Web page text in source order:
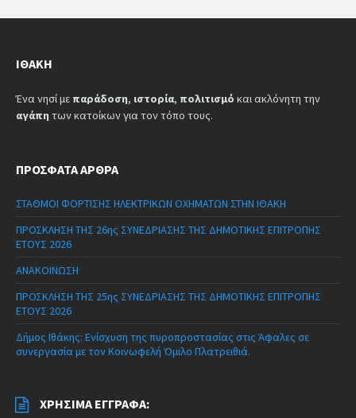
ΙΘΆΚΗ
Ένα νησί με παράδοση, ιστορία, πολιτισμό και ακλόνητη την
αγάπη των κατοίκων για τον τόπο τους.
ΠΡΌΣΦΑΤΑ ΆΡΘΡΑ
ΣΤΑΘΜΟΙ ΦΟΡΤΙΣΗΣ ΗΛΕΚΤΡΙΚΩΝ ΟΧΗΜΑΤΩΝ ΣΤΗΝ ΙΘΑΚΗ
ΠΡΟΣΚΛΗΣΗ ΤΗΣ 26ης ΣΥΝΕΔΡΙΑΣΗΣ ΤΗΣ ΔΗΜΟΤΙΚΗΣ ΕΠΙΤΡΟΠΗΣ
ΕΤΟΥΣ 2026
ΑΝΑΚΟΙΝΩΣΗ
ΠΡΟΣΚΛΗΣΗ ΤΗΣ 25ης ΣΥΝΕΔΡΙΑΣΗΣ ΤΗΣ ΔΗΜΟΤΙΚΗΣ ΕΠΙΤΡΟΠΗΣ
ΕΤΟΥΣ 2026
Δήμος Ιθάκης: Ενίσχυση της πυροπροστασίας στις Άφαλες σε
συνεργασία με τον Κοινωφελή Όμιλο Πλατρειθιά.
ΧΡΉΣΙΜΑ ΈΓΓΡΑΦΑ: